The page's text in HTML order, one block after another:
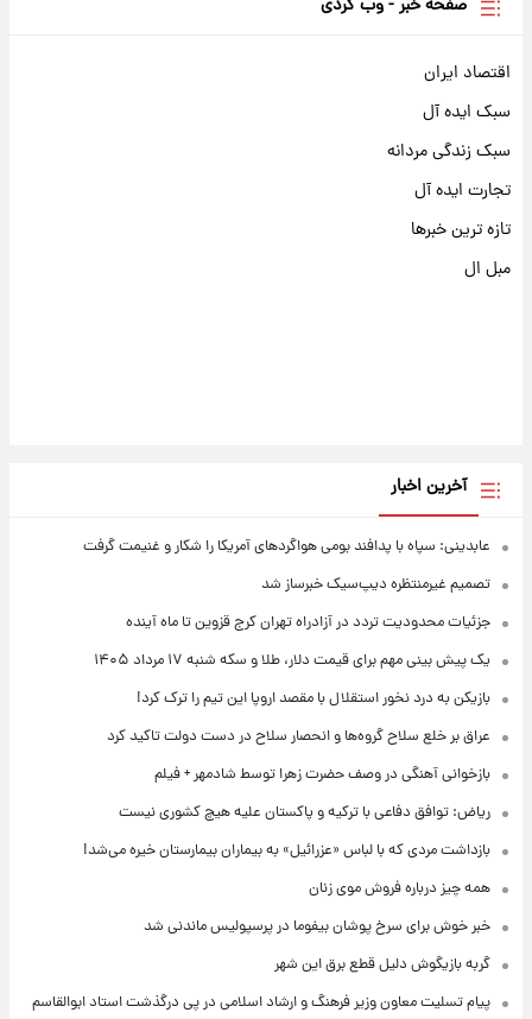
صفحه خبر - وب گردی
اقتصاد ایران
سبک ایده آل
سبک زندگی مردانه
تجارت ایده آل
تازه ترین خبرها
مبل ال
آخرین اخبار
عابدینی: سپاه با پدافند بومی هواگردهای آمریکا را شکار و غنیمت گرفت
تصمیم غیرمنتظره دیپ‌سیک خبرساز شد
جزئیات محدودیت تردد در آزادراه تهران کرج قزوین تا ماه آینده
یک پیش ‌بینی مهم برای قیمت دلار، طلا و سکه شنبه ۱۷ مرداد ۱۴۰۵
بازیکن به درد نخور استقلال با مقصد اروپا این تیم را ترک کرد!
عراق بر خلع سلاح گروه‌ها و انحصار سلاح در دست دولت تاکید کرد
بازخوانی آهنگی در وصف حضرت زهرا توسط شادمهر + فیلم
ریاض: توافق دفاعی با ترکیه و پاکستان علیه هیچ کشوری نیست
بازداشت مردی که با لباس «عزرائیل» به بیماران بیمارستان خیره می‌شد!
همه چیز درباره فروش موی زنان
خبر خوش برای سرخ پوشان بیفوما در پرسپولیس ماندنی شد
گربه بازیگوش دلیل قطع برق این شهر
پیام تسلیت معاون وزیر فرهنگ و ارشاد اسلامی در پی درگذشت استاد ابوالقاسم